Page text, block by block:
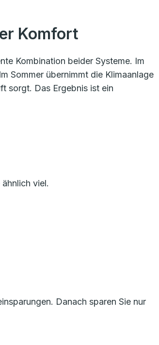
Komfort
Kombination beider Systeme. Im
Sommer übernimmt die Klimaanlage
sorgt. Das Ergebnis ist ein
viel.
Danach sparen Sie nur